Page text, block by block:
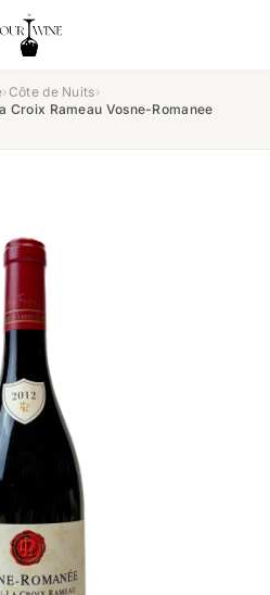
›Côte de Nuits›
Croix Rameau Vosne-Romanee